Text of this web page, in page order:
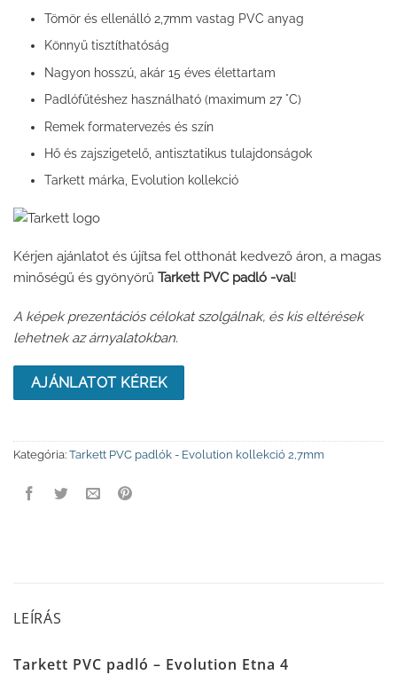
Tömör és ellenálló 2,7mm vastag PVC anyag
Könnyű tisztíthatóság
Nagyon hosszú, akár 15 éves élettartam
Padlófűtéshez használható (maximum 27 °C)
Remek formatervezés és szín
Hő és zajszigetelő, antisztatikus tulajdonságok
Tarkett márka, Evolution kollekció
Kérjen ajánlatot és újítsa fel otthonát kedvező áron, a magas
minőségű és gyönyörű Tarkett PVC padló -val!
A képek prezentációs célokat szolgálnak, és kis eltérések
lehetnek az árnyalatokban.
AJÁNLATOT KÉREK
Kategória: Tarkett PVC padlók - Evolution kollekció 2,7mm
LEÍRÁS
Tarkett PVC padló – Evolution Etna 4